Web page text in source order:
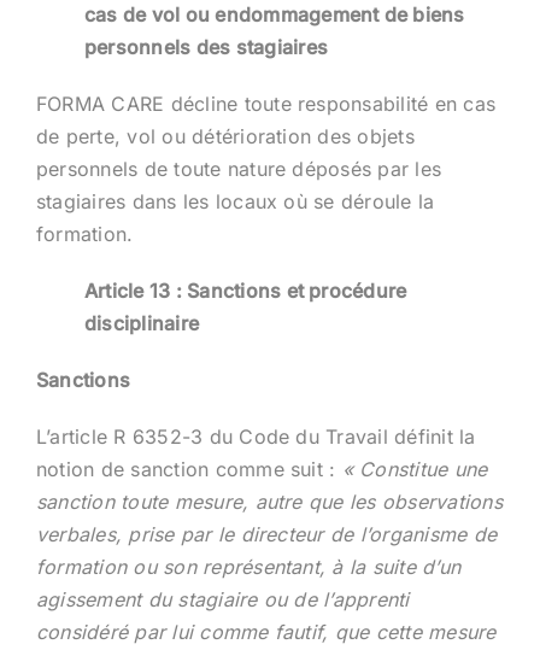
cas de vol ou endommagement de biens
personnels des stagiaires
FORMA CARE décline toute responsabilité en cas
de perte, vol ou détérioration des objets
personnels de toute nature déposés par les
stagiaires dans les locaux où se déroule la
formation.
Article 13 : Sanctions et procédure
disciplinaire
Sanctions
L’article R 6352-3 du Code du Travail définit la
notion de sanction comme suit : « Constitue une
sanction toute mesure, autre que les observations
verbales, prise par le directeur de l’organisme de
formation ou son représentant, à la suite d’un
agissement du stagiaire ou de l’apprenti
considéré par lui comme fautif, que cette mesure